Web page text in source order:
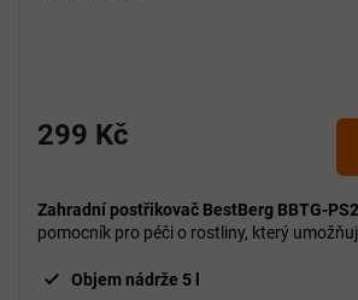
299 Kč
Zahradní postřikovač BestBerg BBTG-PS2
pomocník pro péči o rostliny, který
Objem nádrže 5 l